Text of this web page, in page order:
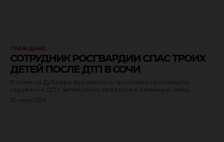
ГРАЖДАНЕ
СОТРУДНИК РОСГВАРДИИ СПАС ТРОИХ
ДЕТЕЙ ПОСЛЕ ДТП В СОЧИ
В Сочи на Дублере Курортного проспекта произошло
серьёзное ДТП: автомобиль врезался в бетонную стену...
30 июля 2026